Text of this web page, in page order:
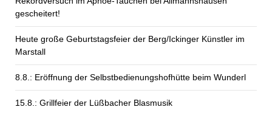
gescheitert!
Heute große Geburtstagsfeier der Berg/Ickinger Künstler im
Marstall
8.8.: Eröffnung der Selbstbedienungshofhütte beim Wunderl
15.8.: Grillfeier der Lüßbacher Blasmusik